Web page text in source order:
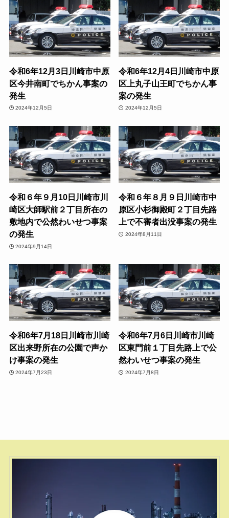
令和6年12月3日川崎市中原
区今井南町でちかん事案の
発生
2024年12月5日
令和6年12月4日川崎市中原
区上丸子山王町でちかん事
案の発生
2024年12月5日
令和６年９月10日川崎市川
崎区大師駅前２丁目所在の
敷地内で公然わいせつ事案
の発生
2024年9月14日
令和６年８月９日川崎市中
原区小杉御殿町２丁目先路
上で不審者出没事案の発生
2024年8月11日
令和6年7月18日川崎市川崎
区出来野所在の公園で声か
け事案の発生
2024年7月23日
令和6年7月6日川崎市川崎
区東門前１丁目先路上で公
然わいせつ事案の発生
2024年7月8日